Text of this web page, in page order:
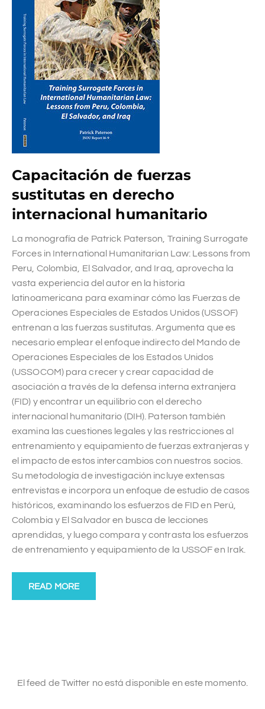
Capacitación de fuerzas
sustitutas en derecho
internacional humanitario
La monografía de Patrick Paterson, Training Surrogate
Forces in International Humanitarian Law: Lessons from
Peru, Colombia, El Salvador, and Iraq, aprovecha la
vasta experiencia del autor en la historia
latinoamericana para examinar cómo las Fuerzas de
Operaciones Especiales de Estados Unidos (USSOF)
entrenan a las fuerzas sustitutas. Argumenta que es
necesario emplear el enfoque indirecto del Mando de
Operaciones Especiales de los Estados Unidos
(USSOCOM) para crecer y crear capacidad de
asociación a través de la defensa interna extranjera
(FID) y encontrar un equilibrio con el derecho
internacional humanitario (DIH). Paterson también
examina las cuestiones legales y las restricciones al
entrenamiento y equipamiento de fuerzas extranjeras y
el impacto de estos intercambios con nuestros socios.
Su metodología de investigación incluye extensas
entrevistas e incorpora un enfoque de estudio de casos
históricos, examinando los esfuerzos de FID en Perú,
Colombia y El Salvador en busca de lecciones
aprendidas, y luego compara y contrasta los esfuerzos
de entrenamiento y equipamiento de la USSOF en Irak.
READ MORE
El feed de Twitter no está disponible en este momento.